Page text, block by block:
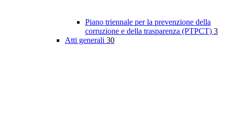
Piano triennale per la prevenzione della
corruzione e della trasparenza (PTPCT) 3
Atti generali 30